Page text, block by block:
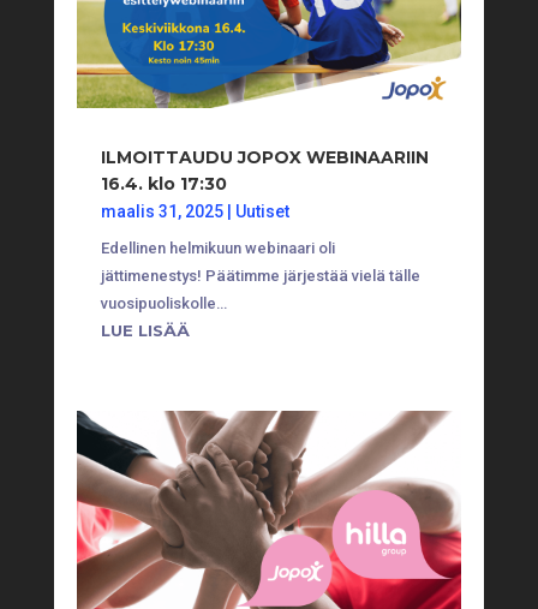
ILMOITTAUDU JOPOX WEBINAARIIN
16.4. klo 17:30
maalis 31, 2025| Uutiset
Edellinen helmikuun webinaari oli
jättimenestys! Päätimme järjestää vielä tälle
vuosipuoliskolle…
LUE LISÄÄ